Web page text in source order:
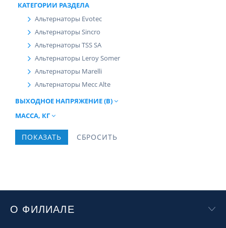
КАТЕГОРИИ РАЗДЕЛА
Альтернаторы Evotec
Альтернаторы Sincro
Альтернаторы TSS SA
Альтернаторы Leroy Somer
Альтернаторы Marelli
Альтернаторы Mecc Alte
ВЫХОДНОЕ НАПРЯЖЕНИЕ (В)
МАССА, КГ
О ФИЛИАЛЕ